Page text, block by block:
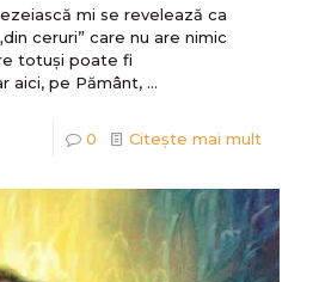
mi se revelează ca
ceruri” care nu are nimic
totuși poate fi
aici, pe Pământ, ...
0 Citește mai mult